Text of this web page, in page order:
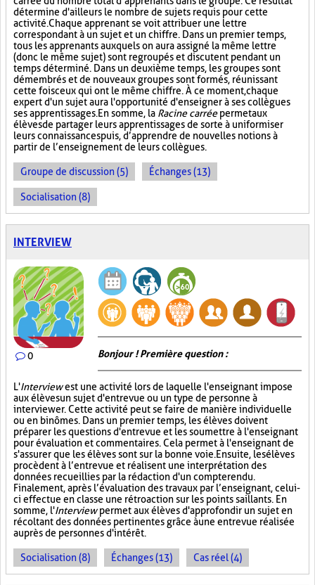
détermine d'ailleurs le nombre de sujets requis pour cette
activité. Chaque apprenant se voit attribuer une lettre
correspondant à un sujet et un chiffre. Dans un premier temps,
tous les apprenants auxquels on aura assigné la même lettre
(donc le même sujet) sont regroupés et discutent pendant un
temps déterminé. Dans un deuxième temps, les groupes sont
démembrés et de nouveaux groupes sont formés, réunissant
cette fois ceux qui ont le même chiffre. À ce moment, chaque
expert d'un sujet aura l'opportunité d'enseigner à ses collègues
ses apprentissages. En somme, la Racine carréepermet aux
élèves de partager leurs apprentissages de sorte à uniformiser
leurs connaissances puis, d’apprendre de nouvelles notions à
partir de l’enseignement de leurs collègues.
Groupe de discussion (5) Échanges (13)
Socialisation (8)
INTERVIEW
0 Bonjour ! Première question :
L'Interviewest une activité lors de laquelle l'enseignant impose
aux élèves un sujet d'entrevue ou un type de personne à
interviewer. Cette activité peut se faire de manière individuelle
ou en binômes. Dans un premier temps, les élèves doivent
préparer les questions d'entrevue et les soumettre à l'enseignant
pour évaluation et commentaires. Cela permet à l'enseignant de
s'assurer que les élèves sont sur la bonne voie. Ensuite, les élèves
procèdent à l’entrevue et réalisent une interprétation des
données recueillies par la rédaction d'un compte rendu.
Finalement, après l’évaluation des travaux par l’enseignant, celui-
ci effectue en classe une rétroaction sur les points saillants. En
somme, l'Interviewpermet aux élèves d'approfondir un sujet en
récoltant des données pertinentes grâce à une entrevue réalisée
auprès de personnes d'intérêt.
Socialisation (8) Échanges (13) Cas réel (4)